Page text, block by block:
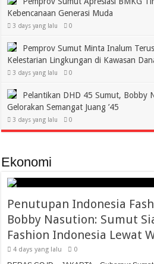
Kebencanaan Generasi Muda
3 days yang lalu 0
Pemprov Sumut Minta Inalum
Kelestarian Lingkungan di Kawasan
3 days yang lalu 0
Pelantikan DHD 45 Sumut, Bobby
Gelorakan Semangat Juang ’45
3 days yang lalu 0
Ekonomi
Penutupan Indonesia
Bobby Nasution: Sumut
Fashion Indonesia Lewat
4 days yang lalu 0